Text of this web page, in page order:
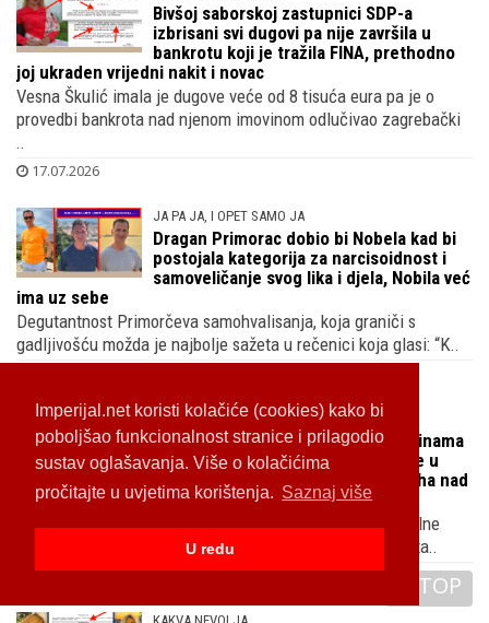
Imperijal.net koristi kolačiće (cookies) kako bi
poboljšao funkcionalnost stranice i prilagodio
sustav oglašavanja. Više o kolačićima
pročitajte u uvjetima korištenja. Saznaj više
U redu
Bivšoj saborskoj zastupnici SDP-a
izbrisani svi dugovi pa nije završila u
bankrotu koji je tražila FINA, prethodno
joj ukraden vrijedni nakit i novac
Vesna Škulić imala je dugove veće od 8 tisuća eura pa je o
provedbi bankrota nad njenom imovinom odlučivao zagrebački
..
17.07.2026
JA PA JA, I OPET SAMO JA
Dragan Primorac dobio bi Nobela kad bi
postojala kategorija za narcisoidnost i
samoveličanje svog lika i djela, Nobila već
ima uz sebe
Degutantnost Primorčeva samohvalisanja, koja graniči s
gadljivošću možda je najbolje sažeta u rečenici koja glasi: “K..
PENZIONERSKE MUKE
Mama hrvatskog predsjednika godinama
nije plaćala račune za vodu i smeće u
kući na moru, prijeti joj četvrta ovrha nad
imovinom u zadnje dvije godine.
Umirovljenica Đurđica Milanović sve je češće meta prisilne
naplate, nije joj lako nakon smrti muža i mlađeg sina a sta..
15.07.2026 TOP